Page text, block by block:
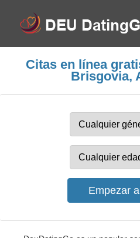
Citas en línea
Brisgovia,